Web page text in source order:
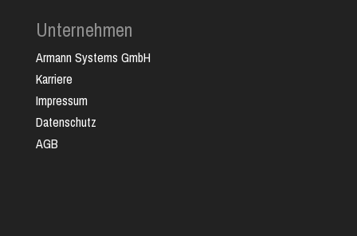
Unternehmen
Armann Systems GmbH
Karriere
Impressum
Datenschutz
AGB